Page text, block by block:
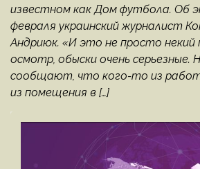
известном как Дом футбола. Об
февраля украинский журналист
Андриюк. «И это не просто некий
осмотр, обыски очень серьезные.
сообщают, что кого-то из
из помещения в […]